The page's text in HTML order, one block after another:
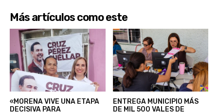
Más artículos como este
«MORENA VIVE UNA ETAPA
DECISIVA PARA
ENTREGA MUNICIPIO MÁS
DE MIL 500 VALES DE